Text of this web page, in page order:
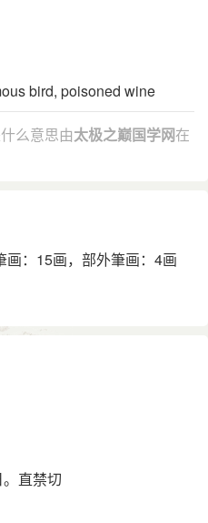
bird, poisoned wine
么意思由太极之巅国学网在
：15画，部外筆画：4画
直禁切